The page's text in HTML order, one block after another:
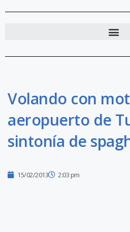
Volando con
aeropuerto de
sintonía de
15/02/2013 2:03 pm